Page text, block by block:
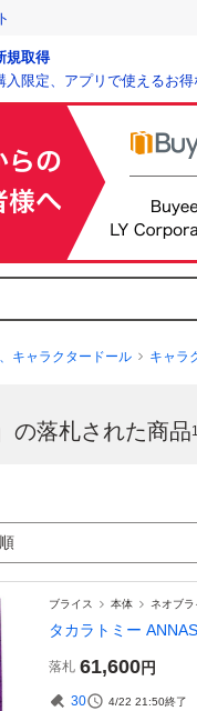
規取得
入限定、アプリで使えるお得
キャラクタードール キャラ
の落札された商品
ブライス 本体 ネオブラ
タカラトミー
落札 61,600円
30 4/22 21:50終了